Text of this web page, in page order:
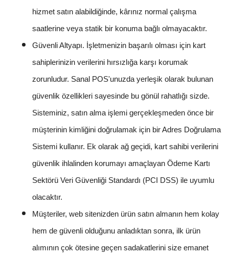
hizmet satın alabildiğinde, kârınız normal çalışma
saatlerine veya statik bir konuma bağlı olmayacaktır.
Güvenli Altyapı. İşletmenizin başarılı olması için kart
sahiplerinizin verilerini hırsızlığa karşı korumak
zorunludur. Sanal POS'unuzda yerleşik olarak bulunan
güvenlik özellikleri sayesinde bu gönül rahatlığı sizde.
Sisteminiz, satın alma işlemi gerçekleşmeden önce bir
müşterinin kimliğini doğrulamak için bir Adres Doğrulama
Sistemi kullanır. Ek olarak ağ geçidi, kart sahibi verilerini
güvenlik ihlalinden korumayı amaçlayan Ödeme Kartı
Sektörü Veri Güvenliği Standardı (PCI DSS) ile uyumlu
olacaktır.
Müşteriler, web sitenizden ürün satın almanın hem kolay
hem de güvenli olduğunu anladıktan sonra, ilk ürün
alımının çok ötesine geçen sadakatlerini size emanet